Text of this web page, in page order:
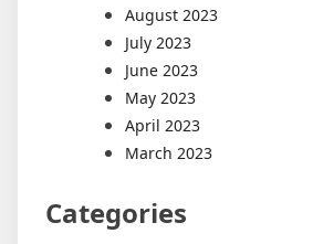
August 2023
July 2023
June 2023
May 2023
April 2023
March 2023
Categories